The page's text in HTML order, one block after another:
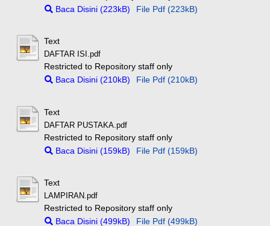
Baca Disini (223kB)
File Pdf (223kB)
Text
DAFTAR ISI.pdf
Restricted to Repository staff only
Baca Disini (210kB)
File Pdf (210kB)
Text
DAFTAR PUSTAKA.pdf
Restricted to Repository staff only
Baca Disini (159kB)
File Pdf (159kB)
Text
LAMPIRAN.pdf
Restricted to Repository staff only
Baca Disini (499kB)
File Pdf (499kB)